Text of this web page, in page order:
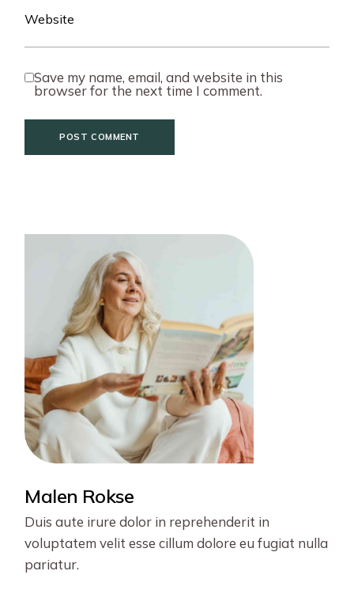
Save my name, email, and website in this
browser for the next time I comment.
POST COMMENT
Malen Rokse
Duis aute irure dolor in reprehenderit in
voluptatem velit esse cillum dolore eu fugiat nulla
pariatur.